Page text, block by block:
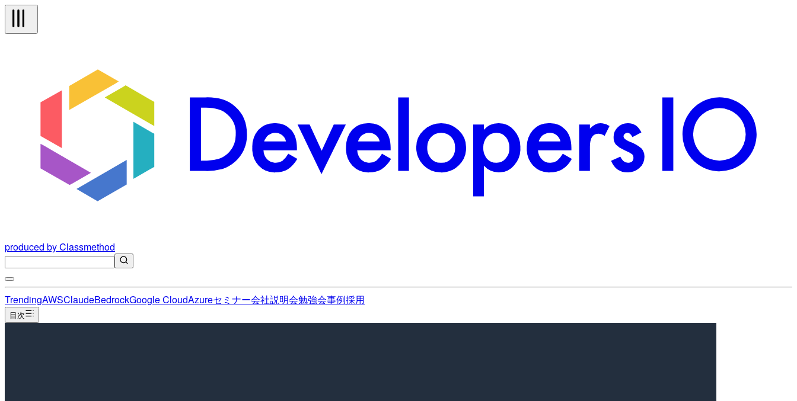
produced by Classmethod
TrendingAWSClaudeBedrockGoogle CloudAzureセミナー会社説明会勉強会事例採用
目次